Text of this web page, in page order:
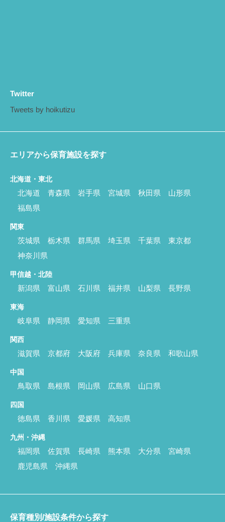
Twitter
Tweets by hoikutizu
エリアから保育施設を探す
北海道・東北
北海道 青森県 岩手県 宮城県 秋田県
山形県
福島県
関東
茨城県 栃木県 群馬県 埼玉県 千葉県
東京都
神奈川県
甲信越・北陸
新潟県 富山県 石川県 福井県 山梨県 長野県
東海
岐阜県 静岡県 愛知県 三重県
関西
滋賀県 京都府 大阪府 兵庫県 奈良県 和歌山県
中国
鳥取県 島根県 岡山県 広島県 山口県
四国
徳島県 香川県 愛媛県 高知県
九州・沖縄
福岡県 佐賀県 長崎県 熊本県 大分県
宮崎県
鹿児島県
沖縄県
保育種別/施設条件から探す